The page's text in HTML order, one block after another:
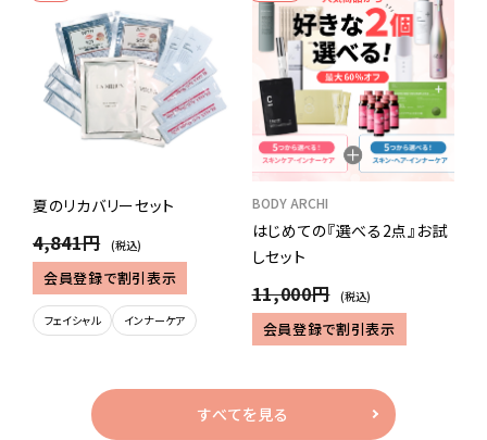
夏のリカバリーセット
4,841円 (税込)
会員登録で割引表示
フェイシャル インナーケア
BODY ARCHI
はじめての『選べる2点』お試
しセット
11,000円 (税込)
会員登録で割引表示
すべてを見る